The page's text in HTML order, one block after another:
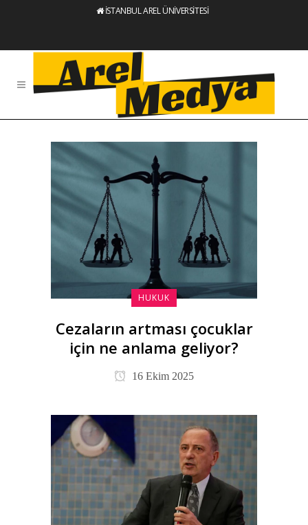
İSTANBUL AREL ÜNİVERSİTESİ
HUKUK
Cezaların artması çocuklar
için ne anlama geliyor?
16 Ekim 2025